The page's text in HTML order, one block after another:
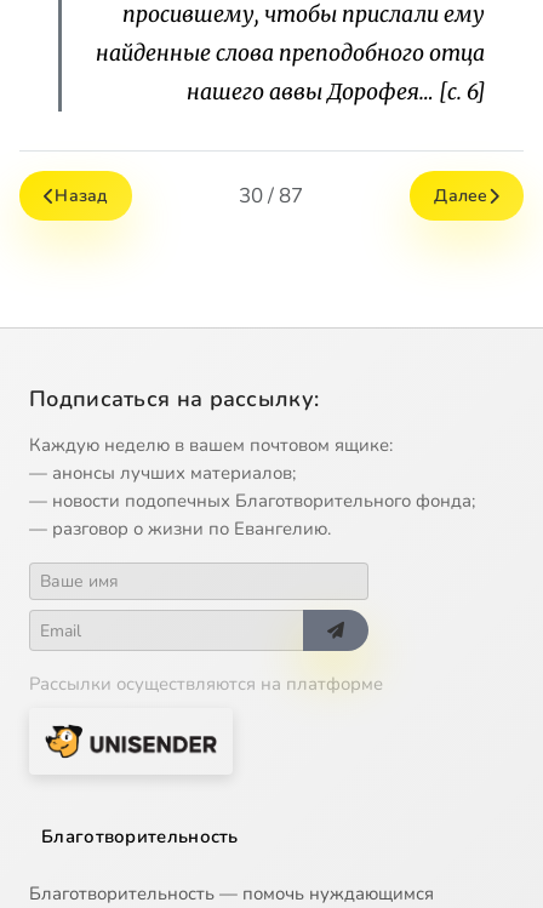
просившему, чтобы прислали ему
найденные слова преподобного отца
нашего аввы Дорофея… [с. 6]
Назад 30 / 87 Далее
Подписаться на рассылку:
Каждую неделю в вашем почтовом ящике:
— анонсы лучших материалов;
— новости подопечных Благотворительного фонда;
— разговор о жизни по Евангелию.
Рассылки осуществляются на платформе
Благотворительность
Благотворительность — помочь нуждающимся